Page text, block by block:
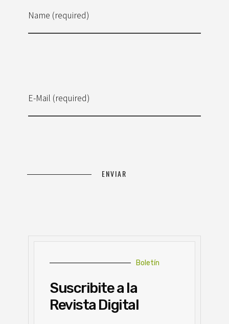
Name (required)
E-Mail (required)
Boletín
Suscribite a la
Revista Digital